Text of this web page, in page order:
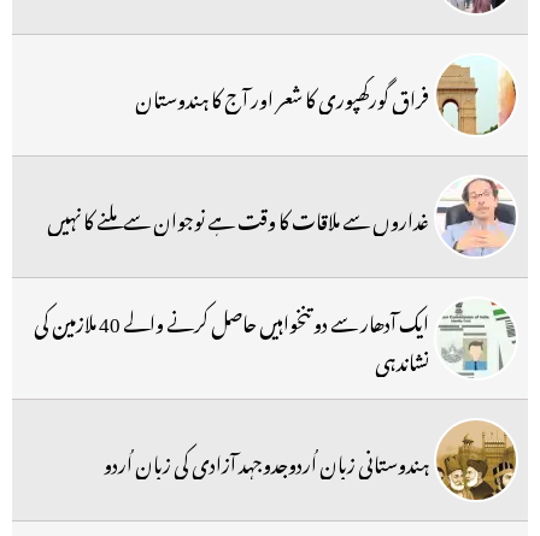
فراق گورکھپوری کا شعر اور آج کا ہندوستان
غداروں سے ملاقات کا وقت ہے نوجوان سے ملنے کا نہیں
ایک آدھار سے دو تنخواہیں حاصل کرنے والے 40 ملازمین کی
نشاندہی
ہندوستانی زبان اُردوجدوجہد آزادی کی زبان اُردو